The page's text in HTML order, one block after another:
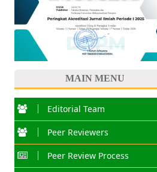
MAIN MENU
Editorial Team
Peer Reviewers
Peer Review Process